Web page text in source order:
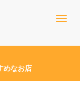
めなお店